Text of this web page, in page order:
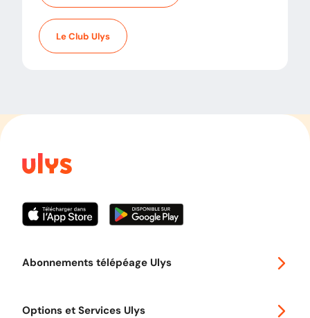
Le Club Ulys
Abonnements télépéage Ulys
Options et Services Ulys